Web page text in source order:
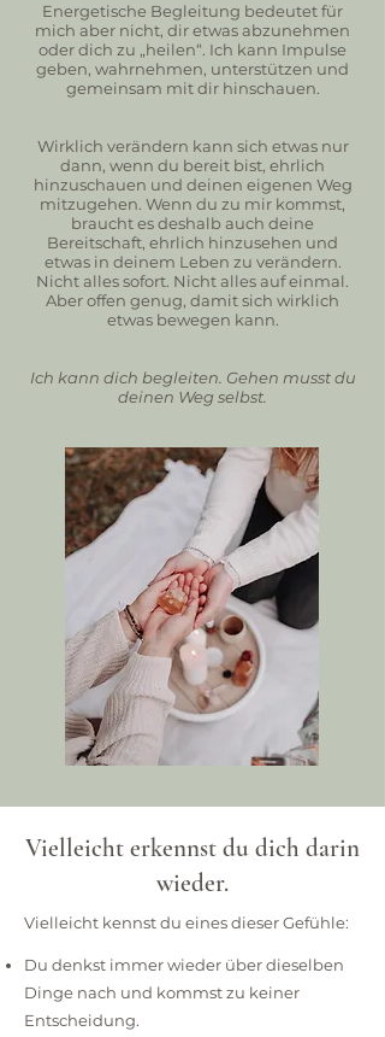
Energetische Begleitung bedeutet für
mich aber nicht, dir etwas abzunehmen
oder dich zu „heilen“. Ich kann Impulse
geben, wahrnehmen, unterstützen und
gemeinsam mit dir hinschauen.
Wirklich verändern kann sich etwas nur
dann, wenn du bereit bist, ehrlich
hinzuschauen und deinen eigenen Weg
mitzugehen. Wenn du zu mir kommst,
braucht es deshalb auch deine
Bereitschaft, ehrlich hinzusehen und
etwas in deinem Leben zu verändern.
Nicht alles sofort. Nicht alles auf einmal.
Aber offen genug, damit sich wirklich
etwas bewegen kann.
Ich kann dich begleiten. Gehen musst du
deinen Weg selbst.
Vielleicht erkennst du dich darin
wieder.
Vielleicht kennst du eines dieser Gefühle:
Du denkst immer wieder über dieselben
Dinge nach und kommst zu keiner
Entscheidung.